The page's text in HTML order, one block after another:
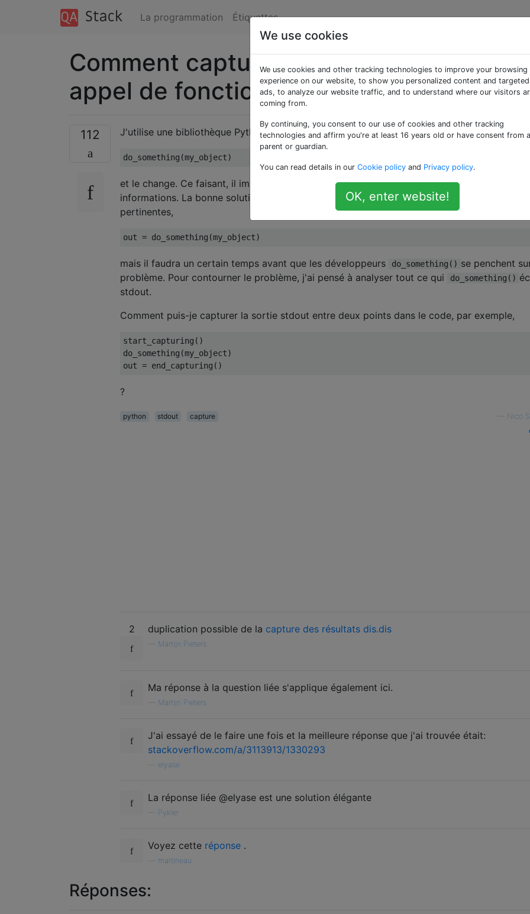
La programmation Étiquettes
Comment capturer la sortie stdout d'un
appel de fonction Python?
112 J'utilise une bibliothèque Python qui fait quelque chose sur un objet
do_something (my_object)
et le change. Ce faisant, il imprime des statistiques sur stdout, et j'aimerais avoir une idée
informations. La bonne solution serait de changer
do_something() pour renvoyer les
pertinentes,
out = do_something (my_object)
mais il faudra un certain temps avant que les développeurs do_something() se penchent
problème. Pour contourner le problème, j'ai pensé à analyser tout ce qui
do_something()
stdout.
Comment puis-je capturer la sortie stdout entre deux points dans le code, par exemple,
start_capturing ()
do_something (my_object)
out = end_capturing ()
?
python stdout capture Nico
2 duplication possible de la capture des résultats dis.dis
Martijn Pieters
Ma réponse à la question liée s'applique également ici.
Martijn Pieters
J'ai essayé de le faire une fois et la meilleure réponse que j'ai trouvée était:
stackoverflow.com/a/3113913/1330293
elyase
La réponse liée @elyase est une solution élégante
Pykler
Voyez cette réponse .
martineau
Réponses:
We use cookies
We use cookies and other tracking technologies to improve your browsing
experience on our website, to show you personalized content and targeted
ads, to analyze our website traffic, and to understand where our visitors
coming from.
By continuing, you consent to our use of cookies and other tracking
technologies and affirm you're at least 16 years old or have consent from a
parent or guardian.
You can read details in our Cookie policy and Privacy policy.
OK, enter website!